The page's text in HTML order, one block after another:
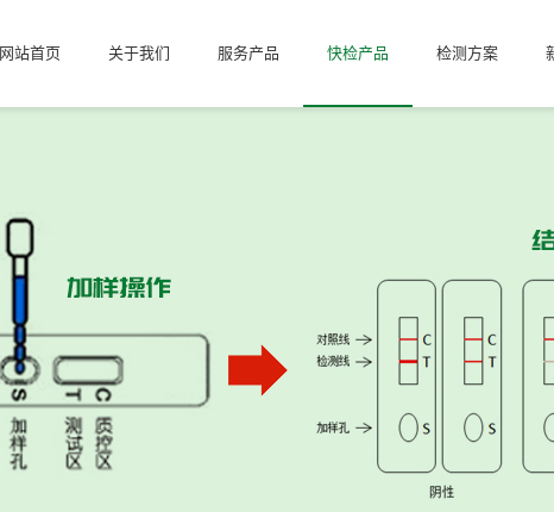
网站首页 关于我们 服务产品 快检产品 检测方案